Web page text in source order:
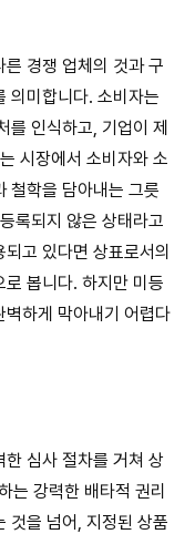
경쟁 업체의 것과 구
의미합니다. 소비자는
를 인식하고, 기업이 제
시장에서 소비자와 소
철학을 담아내는 그릇
록되지 않은 상태라고
고 있다면 상표로서의
봅니다. 하지만 미등
하게 막아내기 어렵다
심사 절차를 거쳐 상
는 강력한 배타적 권리
것을 넘어, 지정된 상품